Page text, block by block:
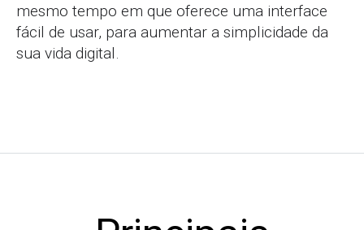
mesmo tempo em que oferece uma interface
fácil de usar, para aumentar a simplicidade da
sua vida digital.